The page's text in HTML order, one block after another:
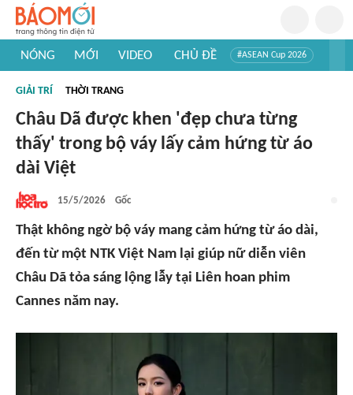
NÓNG MỚI VIDEO CHỦ ĐỀ #ASEAN Cup 2026
#Khám phá thế giới
GIẢI TRÍ THỜI TRANG
Châu Dã được khen 'đẹp chưa từng
thấy' trong bộ váy lấy cảm hứng từ áo
dài Việt
15/5/2026 Gốc
Thật không ngờ bộ váy mang cảm hứng từ áo dài,
đến từ một NTK Việt Nam lại giúp nữ diễn viên
Châu Dã tỏa sáng lộng lẫy tại Liên hoan phim
Cannes năm nay.